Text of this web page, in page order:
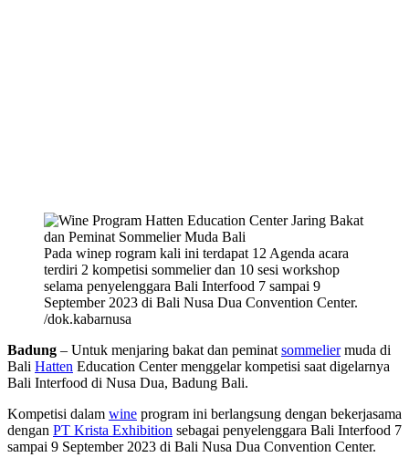
Pada winep rogram kali ini terdapat 12 Agenda acara
terdiri 2 kompetisi sommelier dan 10 sesi workshop
selama penyelenggara Bali Interfood 7 sampai 9
September 2023 di Bali Nusa Dua Convention Center.
/dok.kabarnusa
Badung – Untuk menjaring bakat dan peminat sommeliermuda di
Bali Hatten Education Center menggelar kompetisi saat digelarnya
Bali Interfood di Nusa Dua, Badung Bali.
Kompetisi dalam wine program ini berlangsung dengan bekerjasama
dengan PT Krista Exhibition sebagai penyelenggara Bali Interfood 7
sampai 9 September 2023 di Bali Nusa Dua Convention Center.